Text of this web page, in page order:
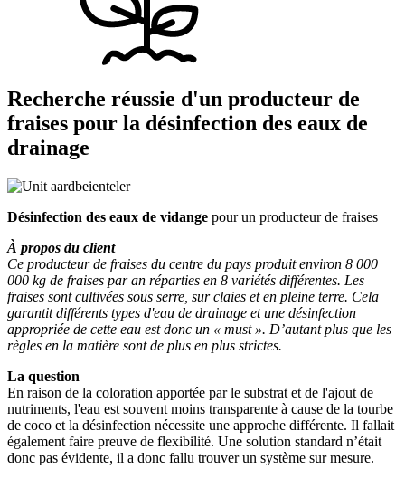
Recherche réussie d'un producteur de
fraises pour la désinfection des eaux de
drainage
Désinfection des eaux de vidange pour un producteur de fraises
À propos du client
Ce producteur de fraises du centre du pays produit environ 8 000
000 kg de fraises par an réparties en 8 variétés différentes. Les
fraises sont cultivées sous serre, sur claies et en pleine terre. Cela
garantit différents types d'eau de drainage et une désinfection
appropriée de cette eau est donc un « must ». D’autant plus que les
règles en la matière sont de plus en plus strictes.
La question
En raison de la coloration apportée par le substrat et de l'ajout de
nutriments, l'eau est souvent moins transparente à cause de la tourbe
de coco et la désinfection nécessite une approche différente. Il fallait
également faire preuve de flexibilité. Une solution standard n’était
donc pas évidente, il a donc fallu trouver un système sur mesure.